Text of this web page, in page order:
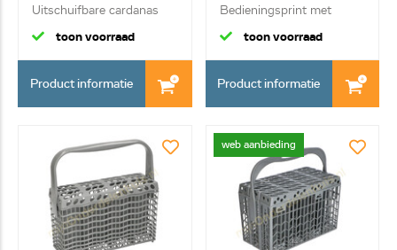
Uitschuifbare cardanas
toon voorraad
Product informatie
Bedieningsprint met
behuizing en...
toon voorraad
Product informatie
web aanbieding